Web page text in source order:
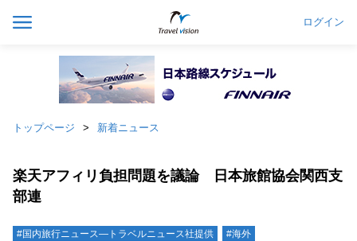
ログイン
トップページ 新着ニュース
楽天アフィリ負担問題を議論 日本旅館協会関西支
部連
#国内旅行ニュース―トラベルニュース社提供 #海外